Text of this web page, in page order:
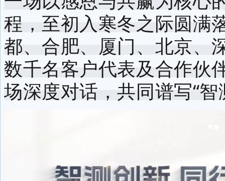
程，至初入寒冬之际圆满
都、合肥、厦门、北京、
数千名客户代表及合作伙
场深度对话，共同谱写“